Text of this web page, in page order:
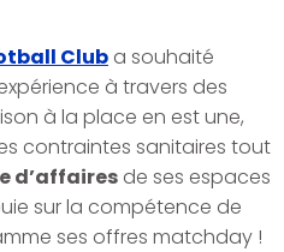
Club a souhaité
à travers des
à la place en est une,
contraintes sanitaires tout
d’affaires de ses espaces
sur la compétence de
ses offres matchday !